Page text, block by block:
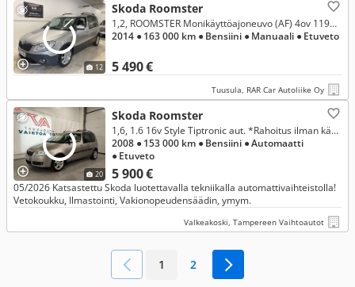
12
Skoda Roomster
5 490 €
1,2, ROOMSTER Monikäyttöajoneuvo (AF) 4ov 1197cm3 Juuri katsastettu**
2014 ● 163 000 km ● Bensiini ● Manuaali ● Etuveto
Tuusula, RAR Car Autoliike Oy
20
Skoda Roomster
5 900 €
1,6, 1.6 16v Style Tiptronic aut. *Rahoitus ilman käsirahaa alkaen 93e/kk*
2008 ● 153 000 km ● Bensiini ● Automaatti
● Etuveto
05/2026 Katsastettu Skoda luotettavalla tekniikalla automattivaihteistolla!
Vetokoukku, Ilmastointi, Vakionopeudensäädin, ymym.
Valkeakoski, Tampereen Vaihtoautot
1 2